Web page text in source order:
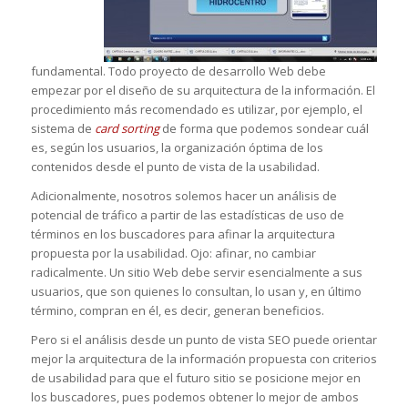
fundamental. Todo proyecto de desarrollo Web debe
empezar por el diseño de su arquitectura de la información. El
procedimiento más recomendado es utilizar, por ejemplo, el
sistema de card sortingde forma que podemos sondear cuál
es, según los usuarios, la organización óptima de los
contenidos desde el punto de vista de la usabilidad.
Adicionalmente, nosotros solemos hacer un análisis de
potencial de tráfico a partir de las estadísticas de uso de
términos en los buscadores para afinar la arquitectura
propuesta por la usabilidad. Ojo: afinar, no cambiar
radicalmente. Un sitio Web debe servir esencialmente a sus
usuarios, que son quienes lo consultan, lo usan y, en último
término, compran en él, es decir, generan beneficios.
Pero si el análisis desde un punto de vista SEO puede orientar
mejor la arquitectura de la información propuesta con criterios
de usabilidad para que el futuro sitio se posicione mejor en
los buscadores, pues podemos obtener lo mejor de ambos